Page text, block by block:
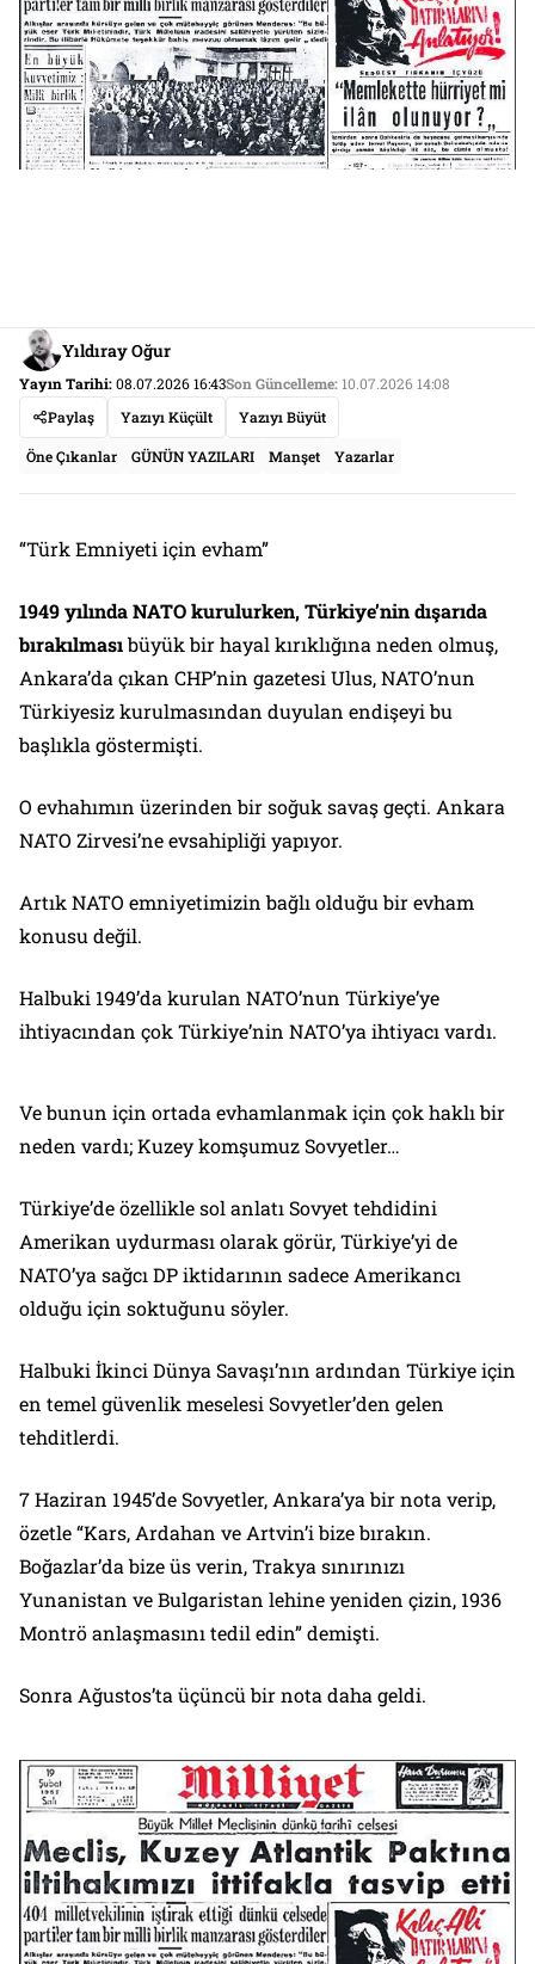
Yıldıray Oğur
Yayın Tarihi:08.07.2026 16:43Son Güncelleme:10.07.2026 14:08
Paylaş
Yazıyı Küçült Yazıyı Büyüt
Öne Çıkanlar GÜNÜN YAZILARI Manşet Yazarlar
“Türk Emniyeti için evham”
1949 yılında NATO kurulurken, Türkiye’nin dışarıda
bırakılmasıbüyük bir hayal kırıklığına neden olmuş,
Ankara’da çıkan CHP’nin gazetesi Ulus, NATO’nun
Türkiyesiz kurulmasından duyulan endişeyi bu
başlıkla göstermişti.
O evhahımın üzerinden bir soğuk savaş geçti. Ankara
NATO Zirvesi’ne evsahipliği yapıyor.
Artık NATO emniyetimizin bağlı olduğu bir evham
konusu değil.
Halbuki 1949’da kurulan NATO’nun Türkiye’ye
ihtiyacından çok Türkiye’nin NATO’ya ihtiyacı vardı.
Ve bunun için ortada evhamlanmak için çok haklı bir
neden vardı; Kuzey komşumuz Sovyetler…
Türkiye’de özellikle sol anlatı Sovyet tehdidini
Amerikan uydurması olarak görür, Türkiye’yi de
NATO’ya sağcı DP iktidarının sadece Amerikancı
olduğu için soktuğunu söyler.
Halbuki İkinci Dünya Savaşı’nın ardından Türkiye için
en temel güvenlik meselesi Sovyetler’den gelen
tehditlerdi.
7 Haziran 1945’de Sovyetler, Ankara’ya bir nota verip,
özetle “Kars, Ardahan ve Artvin’i bize bırakın.
Boğazlar’da bize üs verin, Trakya sınırınızı
Yunanistan ve Bulgaristan lehine yeniden çizin, 1936
Montrö anlaşmasını tedil edin” demişti.
Sonra Ağustos’ta üçüncü bir nota daha geldi.